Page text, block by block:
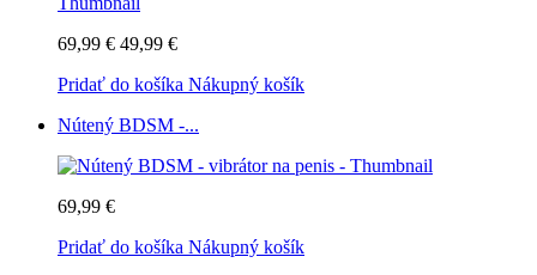
69,99 € 49,99 €
Pridať do košíka Nákupný košík
Nútený BDSM -...
69,99 €
Pridať do košíka Nákupný košík